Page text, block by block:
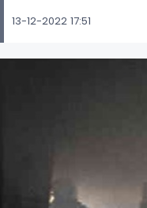
13-12-2022 17:51